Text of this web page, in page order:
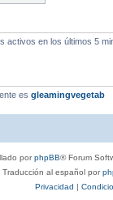
activos en los últimos 5
es gleamingvegetab
porphpBB® Forum
Traducción al español por
Privacidad |